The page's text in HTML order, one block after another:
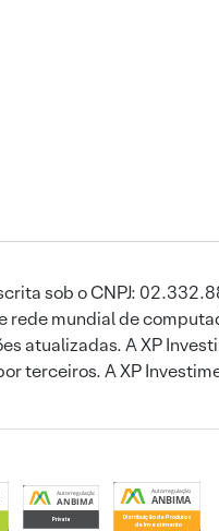
sob o CNPJ:
rede mundial de
atualizadas. A XP
terceiros. A XP